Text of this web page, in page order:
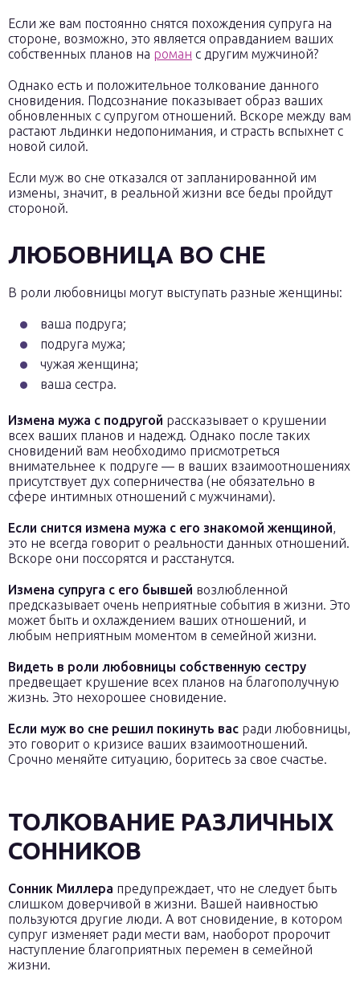
Если же вам постоянно снятся похождения супруга на
стороне, возможно, это является оправданием ваших
собственных планов на роман с другим мужчиной?
Однако есть и положительное толкование данного
сновидения. Подсознание показывает образ ваших
обновленных с супругом отношений. Вскоре между вам
растают льдинки недопонимания, и страсть вспыхнет с
новой силой.
Если муж во сне отказался от запланированной им
измены, значит, в реальной жизни все беды пройдут
стороной.
ЛЮБОВНИЦА ВО СНЕ
В роли любовницы могут выступать разные женщины:
ваша подруга;
подруга мужа;
чужая женщина;
ваша сестра.
Измена мужа с подругой рассказывает о крушении
всех ваших планов и надежд. Однако после таких
сновидений вам необходимо присмотреться
внимательнее к подруге — в ваших взаимоотношениях
присутствует дух соперничества (не обязательно в
сфере интимных отношений с мужчинами).
Если снится измена мужа с его знакомой женщиной,
это не всегда говорит о реальности данных отношений.
Вскоре они поссорятся и расстанутся.
Измена супруга с его бывшей возлюбленной
предсказывает очень неприятные события в жизни. Это
может быть и охлаждением ваших отношений, и
любым неприятным моментом в семейной жизни.
Видеть в роли любовницы собственную сестру
предвещает крушение всех планов на благополучную
жизнь. Это нехорошее сновидение.
Если муж во сне решил покинуть вас ради любовницы,
это говорит о кризисе ваших взаимоотношений.
Срочно меняйте ситуацию, боритесь за свое счастье.
ТОЛКОВАНИЕ РАЗЛИЧНЫХ
СОННИКОВ
Сонник Миллера предупреждает, что не следует быть
слишком доверчивой в жизни. Вашей наивностью
пользуются другие люди. А вот сновидение, в котором
супруг изменяет ради мести вам, наоборот пророчит
наступление благоприятных перемен в семейной
жизни.